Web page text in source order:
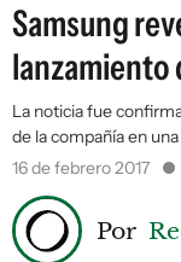
Samsung
lanzamiento
La noticia fue
de la compañía en
16 de febrero 2017
Por